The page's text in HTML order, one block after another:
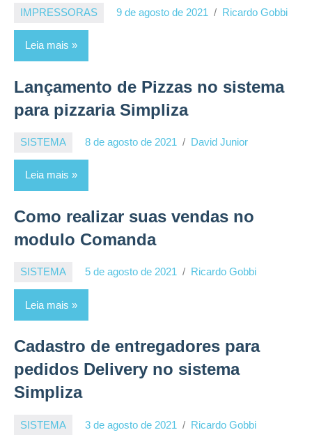
IMPRESSORAS 9 de agosto de 2021 Ricardo Gobbi
Leia mais
Lançamento de Pizzas no sistema
para pizzaria Simpliza
SISTEMA 8 de agosto de 2021 David Junior
Leia mais
Como realizar suas vendas no
modulo Comanda
SISTEMA 5 de agosto de 2021 Ricardo Gobbi
Leia mais
Cadastro de entregadores para
pedidos Delivery no sistema
Simpliza
SISTEMA 3 de agosto de 2021 Ricardo Gobbi